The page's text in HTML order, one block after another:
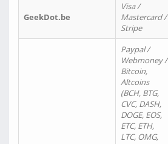
GeekDot.be
Visa /
Mastercard /
Stripe
Paypal /
Webmoney /
Bitcoin,
Altcoins
(BCH, BTG,
CVC, DASH,
DOGE, EOS,
ETC, ETH,
LTC, OMG,